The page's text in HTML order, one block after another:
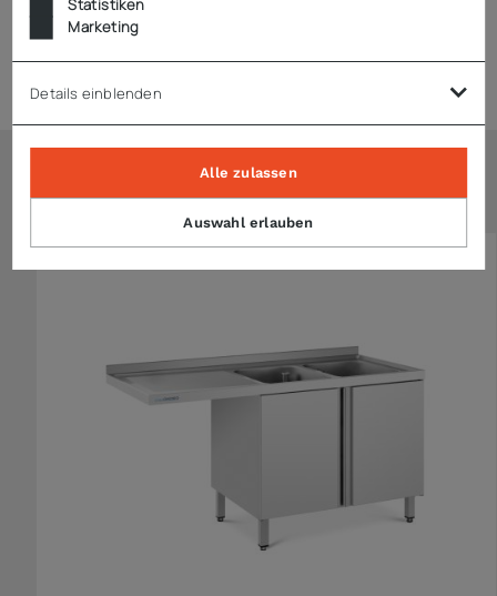
Zubehör
Ähnliche Artikel
Statistiken
Marketing
Details einblenden
Auswahl erlauben
Alle zulassen